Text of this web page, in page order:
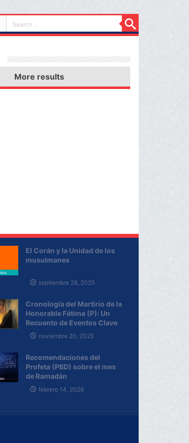
More results
El Corán y la Unidad de los
musulmanes
septiembre 26, 2025
Cronología del Martirio de la
Honorable Fátima (P): Un
Recuento de Eventos Clave
noviembre 20, 2025
Recomendaciones del
Profeta (PBD) sobre el mes
de Ramadán
febrero 14, 2026